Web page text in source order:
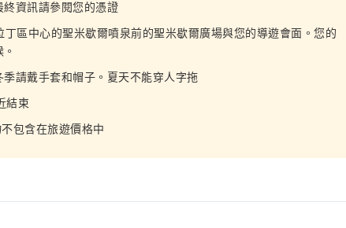
資訊請參閱您的憑證
區中心的聖米歇爾噴泉前的聖米歇爾廣場與您的導遊會面。您的
請戴手套和帽子。夏天不能穿人字拖
結束
包含在旅遊價格中